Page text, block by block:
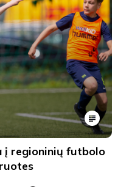
į regioninių futbolo